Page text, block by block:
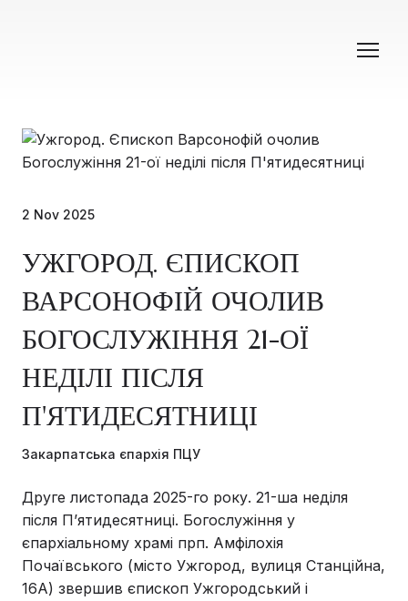
2 Nov 2025
УЖГОРОД. ЄПИСКОП
ВАРСОНОФІЙ ОЧОЛИВ
БОГОСЛУЖІННЯ 21-ОЇ
НЕДІЛІ ПІСЛЯ
П'ЯТИДЕСЯТНИЦІ
Закарпатська єпархія ПЦУ
Друге листопада 2025-го року. 21-ша неділя
після Пʼятидесятниці. Богослужіння у
єпархіальному храмі прп. Амфілохія
Почаївського (місто Ужгород, вулиця Станційна,
16А) звершив єпископ Ужгородський і